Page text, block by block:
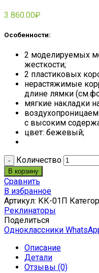
3 860.00₽
Особенности:
2 моделируемых
жесткости;
2 пластиковых
нерастяжимые
длине лямки
мягкие накладки
с высоким
цвет: бежевый;
Количество
В корзину
Сравнить
В избранное
Артикул: КК-01П
Реклинаторы
Поделиться
Одноклассники
Описание
Детали
Отзывы (0)